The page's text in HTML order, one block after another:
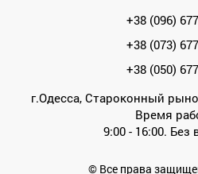
+38 (096)
+38 (073)
+38 (050)
г.Одесса, Староконный
Время
9:00 - 16:00.
© Все права